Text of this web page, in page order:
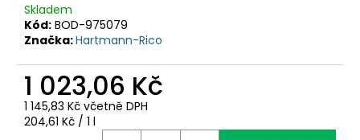
Skladem
Kód: BOD-975079
Značka:Hartmann-Rico
1 023,06 Kč
1 145,83 Kč včetně DPH
Měrná
204,61 Kč / 1 l
o
p
o
r
u
č
u